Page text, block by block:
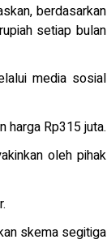
berdasarkan
setiap bulan
media sosial
harga Rp315 juta.
oleh pihak
skema segitiga